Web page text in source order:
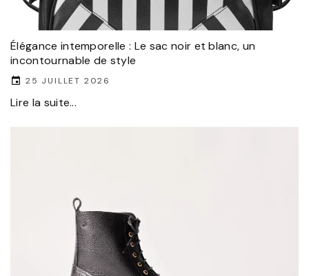
Élégance intemporelle : Le sac noir et blanc, un
incontournable de style
25 JUILLET 2026
Lire la suite...